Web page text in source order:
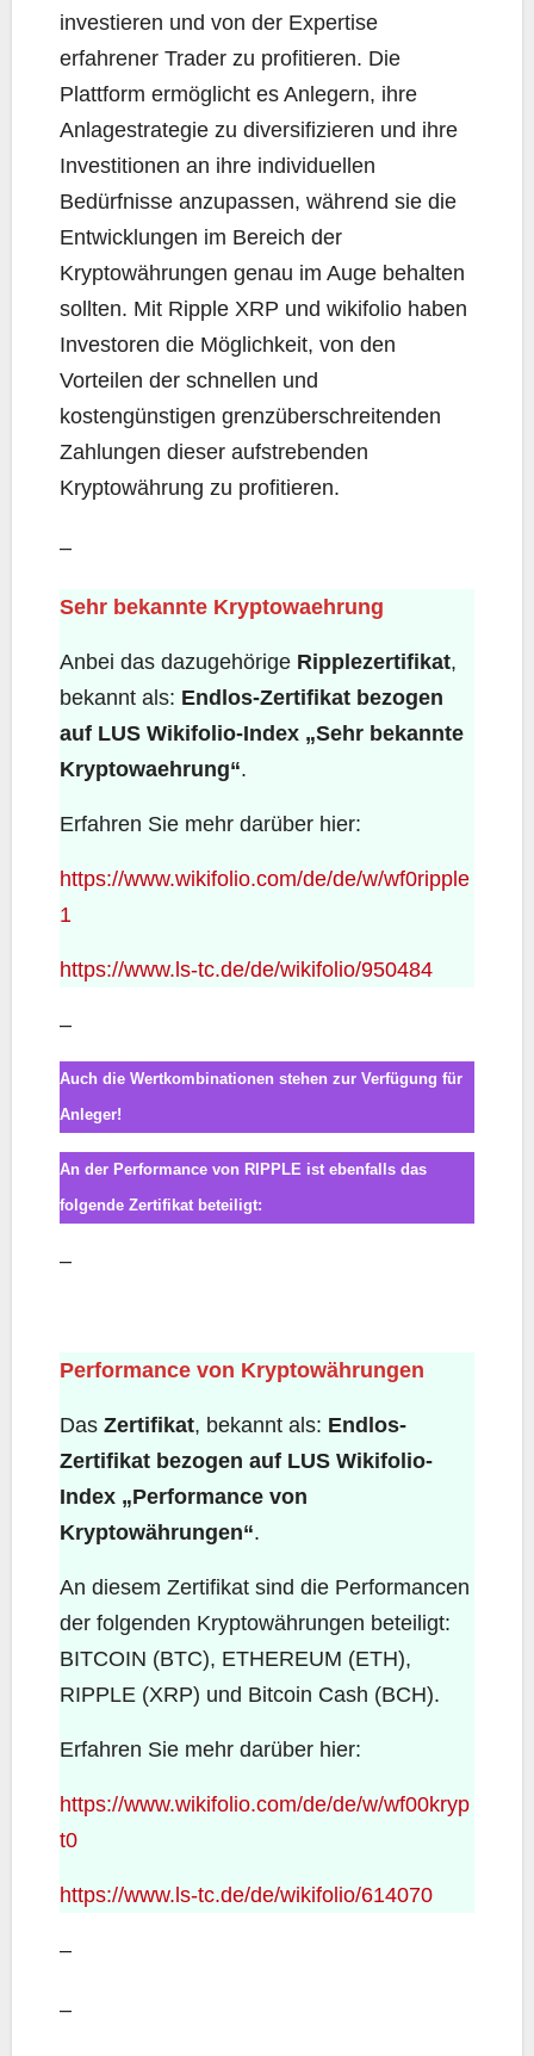
investieren und von der Expertise
erfahrener Trader zu profitieren. Die
Plattform ermöglicht es Anlegern, ihre
Anlagestrategie zu diversifizieren und ihre
Investitionen an ihre individuellen
Bedürfnisse anzupassen, während sie die
Entwicklungen im Bereich der
Kryptowährungen genau im Auge behalten
sollten. Mit Ripple XRP und wikifolio haben
Investoren die Möglichkeit, von den
Vorteilen der schnellen und
kostengünstigen grenzüberschreitenden
Zahlungen dieser aufstrebenden
Kryptowährung zu profitieren.
–
Sehr bekannte Kryptowaehrung
Anbei das dazugehörige Ripplezertifikat,
bekannt als: Endlos-Zertifikat bezogen
auf LUS Wikifolio-Index „Sehr bekannte
Kryptowaehrung“.
Erfahren Sie mehr darüber hier:
https://www.wikifolio.com/de/de/w/wf0ripple
1
https://www.ls-tc.de/de/wikifolio/950484
–
Auch die Wertkombinationen stehen zur Verfügung für
Anleger!
An der Performance von RIPPLE ist ebenfalls das
folgende Zertifikat beteiligt:
–
Performance von Kryptowährungen
Das Zertifikat, bekannt als: Endlos-
Zertifikat bezogen auf LUS Wikifolio-
Index „Performance von
Kryptowährungen“.
An diesem Zertifikat sind die Performancen
der folgenden Kryptowährungen beteiligt:
BITCOIN (BTC), ETHEREUM (ETH),
RIPPLE (XRP) und Bitcoin Cash (BCH).
Erfahren Sie mehr darüber hier:
https://www.wikifolio.com/de/de/w/wf00kryp
t0
https://www.ls-tc.de/de/wikifolio/614070
–
–